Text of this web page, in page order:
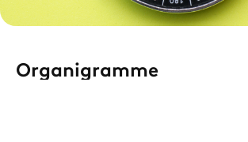
Organigramme